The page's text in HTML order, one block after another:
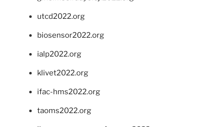
utcd2022.org
biosensor2022.org
ialp2022.org
klivet2022.org
ifac-hms2022.org
taoms2022.org